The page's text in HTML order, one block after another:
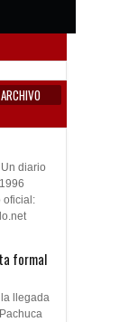
ARCHIVO
diario
oficial:
formal
llegada